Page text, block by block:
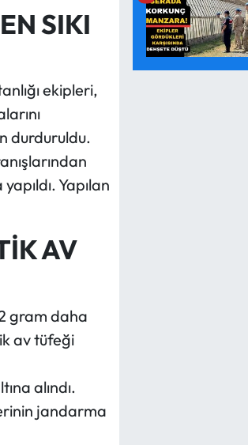
SIKI
ekipleri,
durduruldu.
Yapılan
AV
gram daha
av tüfeği
alındı.
jandarma